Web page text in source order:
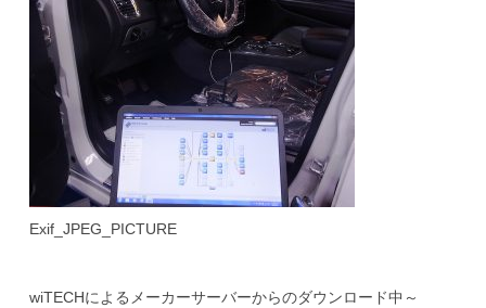
Exif_JPEG_PICTURE
wiTECHによるメーカーサーバーからのダウンロード中～